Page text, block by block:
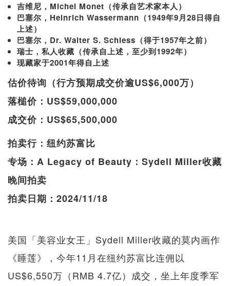
吉维尼，Michel Monet（传承自艺术家本人）
巴塞尔，Heinrich Wassermann（1949年9月28日得自
上述）
巴塞尔，Dr. Walter S. Schiess（得于1957年之前）
瑞士，私人收藏（传承自上述，至少到1992年）
现藏家于2001年得自上述
估价待询（行方预期成交价逾US$6,000万）
落槌价：US$59,000,000
成交价：US$65,500,000
拍卖行：纽约苏富比
专场：A Legacy of Beauty：Sydell Miller收藏
晚间拍卖
拍卖日期：2024/11/18
美国「美容业女王」Sydell Miller收藏的莫内画作
《睡莲》，今年11月在纽约苏富比连佣以
US$6,550万（RMB 4.7亿）成交，坐上年度季军